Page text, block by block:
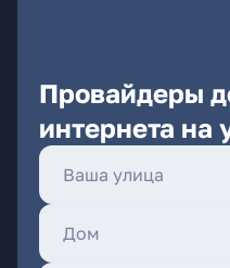
Провайдеры
интернета на